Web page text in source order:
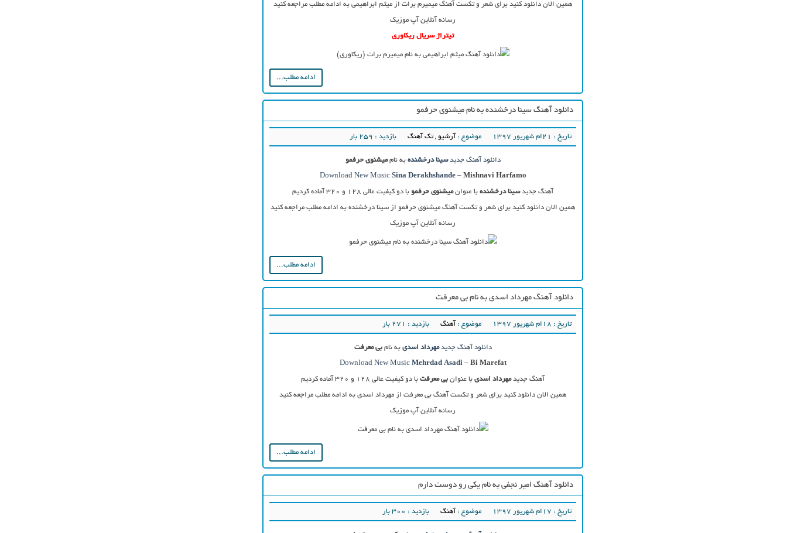
همین الان دانلود کنید برای شعر و تکست آهنگ میمیرم برات از میثم ابراهیمی به ادامه مطلب مراجعه کنید
رسانه آنلاین آپ موزیک
تیتراژ سریال ریکاوری
ادامه مطلب...
دانلود آهنگ سینا درخشنده به نام میشنوی حرفمو
تاریخ : ۲۱ام شهریور ۱۳۹۷ موضوع : آرشیو ,تک آهنگ بازدید : 259 بار
دانلود آهنگ جدید سینا درخشنده به ناممیشنوی حرفمو
Download New Music Sina Derakhshande– Mishnavi Harfamo
آهنگ جدیدسینا درخشنده با عنوانمیشنوی حرفمو با دو کیفیت عالی ۱۲۸ و ۳۲۰ آماده کردیم
همین الان دانلود کنید برای شعر و تکست آهنگ میشنوی حرفمو از سینا درخشنده به ادامه مطلب مراجعه کنید
رسانه آنلاین آپ موزیک
ادامه مطلب...
دانلود آهنگ مهرداد اسدی به نام بی معرفت
تاریخ : ۱۸ام شهریور ۱۳۹۷ موضوع : آهنگ بازدید : 271 بار
دانلود آهنگ جدید مهرداد اسدی به نامبی معرفت
Download New Music Mehrdad Asadi– Bi Marefat
آهنگ جدیدمهرداد اسدی با عنوان بی معرفت با دو کیفیت عالی ۱۲۸ و ۳۲۰ آماده کردیم
همین الان دانلود کنید برای شعر و تکست آهنگ بی معرفت از مهرداد اسدی به ادامه مطلب مراجعه کنید
رسانه آنلاین آپ موزیک
ادامه مطلب...
دانلود آهنگ امیر نجفی به نام یکی رو دوست دارم
تاریخ : ۱۷ام شهریور ۱۳۹۷ موضوع : آهنگ بازدید : 300 بار